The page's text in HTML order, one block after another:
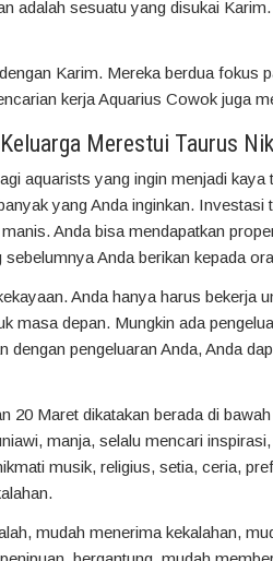
adalah sesuatu yang disukai Karim.
Karim. Mereka berdua fokus
kerja Aquarius Cowok juga
Merestui Taurus
aquarists yang ingin menjadi kaya
yang Anda inginkan. Investasi
Anda bisa mendapatkan
Anda berikan kepada
Anda hanya harus bekerja
masa depan. Mungkin ada
dengan pengeluaran Anda, Anda
20 Maret dikatakan berada di
manja, selalu mencari
musik, religius, setia, ceria,
mudah menerima kekalahan,